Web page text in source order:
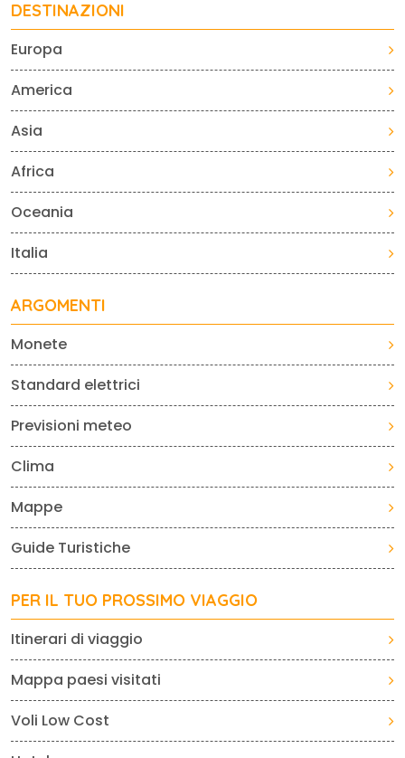
DESTINAZIONI
Europa
America
Asia
Africa
Oceania
Italia
ARGOMENTI
Monete
Standard elettrici
Previsioni meteo
Clima
Mappe
Guide Turistiche
PER IL TUO PROSSIMO VIAGGIO
Itinerari di viaggio
Mappa paesi visitati
Voli Low Cost